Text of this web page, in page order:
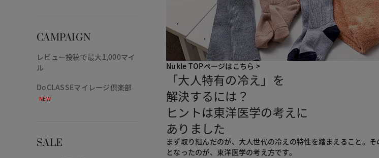
CAMPAIGN
レビュー投稿で最大1,000マイ
ル
DoCLASSEマイレージ倶楽部
NEW
SALE
Nukle TOPページはこちら >
「大人特有の冷え」を
解決するには？
ヒントは東洋医学の考えに
ありました
まず取り組んだのが、大人世代の冷えの特性を踏まえること。
となったのが、東洋医学の考え方です。